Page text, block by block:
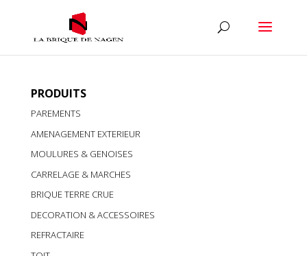
PRODUITS
PAREMENTS
AMENAGEMENT EXTERIEUR
MOULURES & GENOISES
CARRELAGE & MARCHES
BRIQUE TERRE CRUE
DECORATION & ACCESSOIRES
REFRACTAIRE